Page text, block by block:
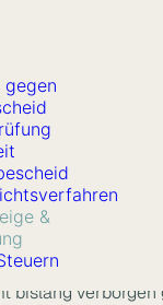
gegen
&
bislang